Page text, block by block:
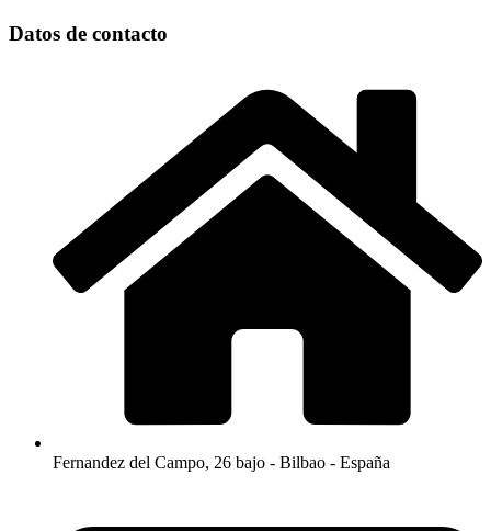
Datos de contacto
Fernandez del Campo, 26 bajo - Bilbao - España